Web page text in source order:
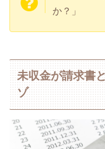
か？」
未収金が請求書
ゾ